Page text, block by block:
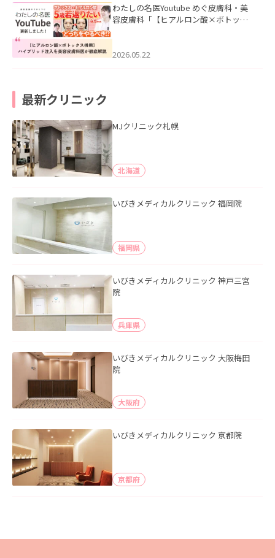
わたしの名医Youtube めぐ皮膚科・美
容皮膚科「【ヒアルロン酸×ボトック
た。
2026.05.22
最新クリニック
MJクリニック札幌
北海道
いびきメディカルクリニック 福岡院
福岡県
いびきメディカルクリニック 神戸三宮
院
兵庫県
いびきメディカルクリニック 大阪梅田
院
大阪府
いびきメディカルクリニック 京都院
京都府